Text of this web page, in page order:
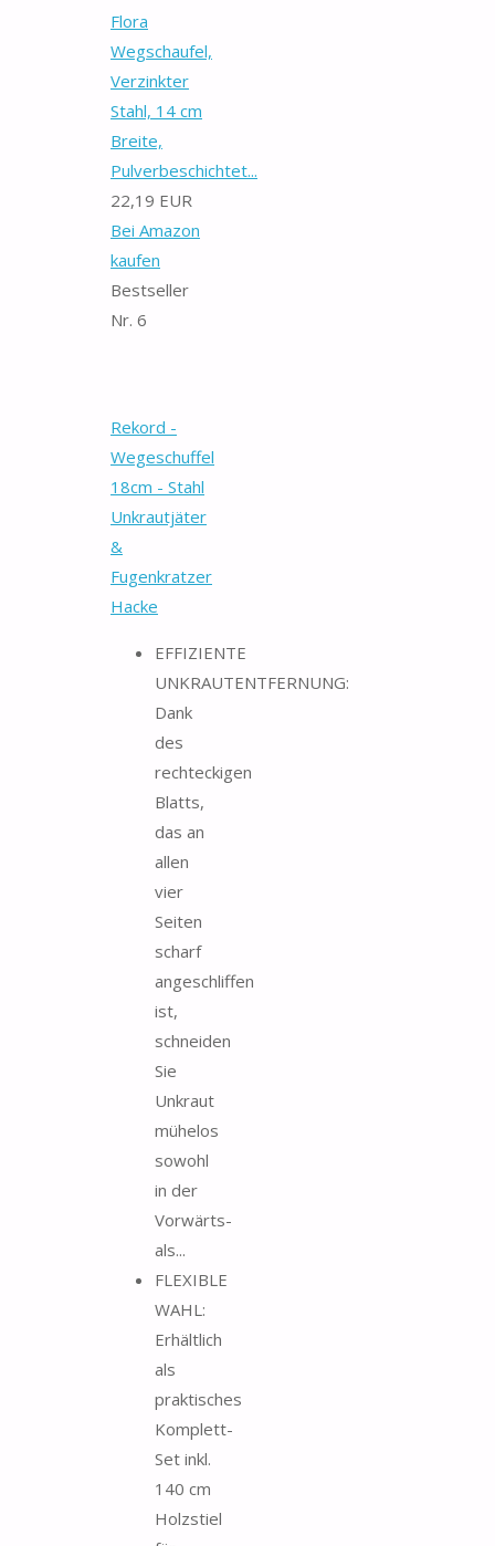
Flora
Wegschaufel,
Verzinkter
Stahl, 14 cm
Breite,
Pulverbeschichtet...
22,19 EUR
Bei Amazon
kaufen
Bestseller
Nr. 6
Rekord -
Wegeschuffel
18cm - Stahl
Unkrautjäter
&
Fugenkratzer
Hacke
EFFIZIENTE
UNKRAUTENTFERNUNG:
Dank
des
rechteckigen
Blatts,
das an
allen
vier
Seiten
scharf
angeschliffen
ist,
schneiden
Sie
Unkraut
mühelos
sowohl
in der
Vorwärts-
als...
FLEXIBLE
WAHL:
Erhältlich
als
praktisches
Komplett-
Set inkl.
140 cm
Holzstiel